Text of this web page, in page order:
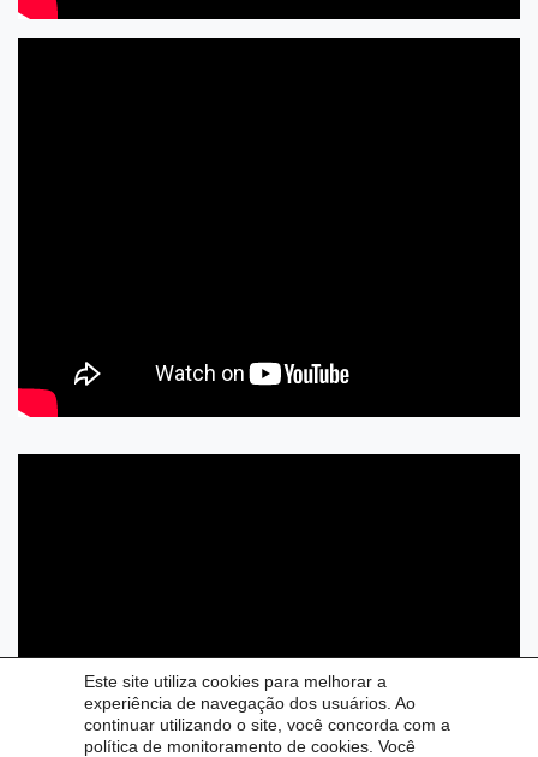
Este site utiliza cookies para melhorar a
experiência de navegação dos usuários. Ao
continuar utilizando o site, você concorda com a
política de monitoramento de cookies. Você